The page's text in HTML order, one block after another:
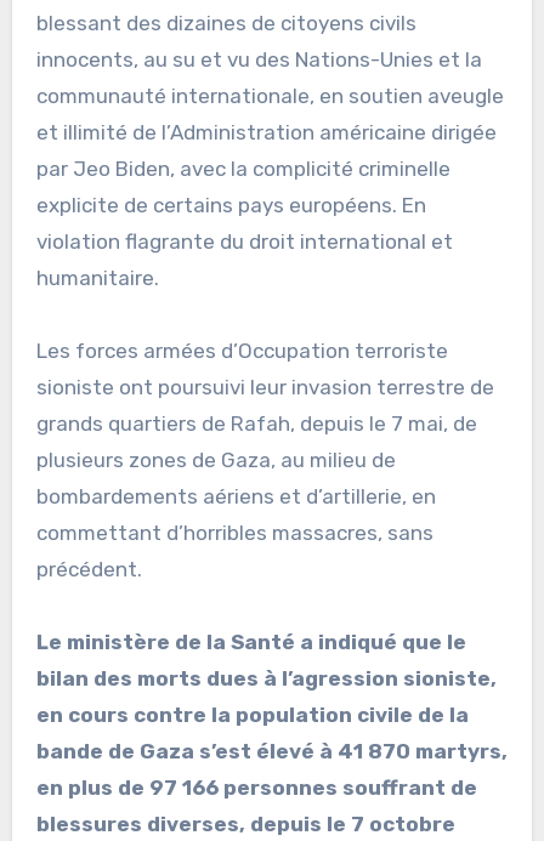
blessant des dizaines de citoyens civils
innocents, au su et vu des Nations-Unies et la
communauté internationale, en soutien aveugle
et illimité de l’Administration américaine dirigée
par Jeo Biden, avec la complicité criminelle
explicite de certains pays européens. En
violation flagrante du droit international et
humanitaire.
Les forces armées d’Occupation terroriste
sioniste ont poursuivi leur invasion terrestre de
grands quartiers de Rafah, depuis le 7 mai, de
plusieurs zones de Gaza, au milieu de
bombardements aériens et d’artillerie, en
commettant d’horribles massacres, sans
précédent.
Le ministère de la Santé a indiqué que le
bilan des morts dues à l’agression sioniste,
en cours contre la population civile de la
bande de Gaza s’est élevé à 41 870 martyrs,
en plus de 97 166 personnes souffrant de
blessures diverses, depuis le 7 octobre